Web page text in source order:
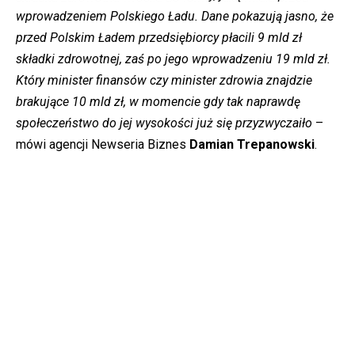
wprowadzeniem Polskiego Ładu. Dane pokazują jasno, że
przed Polskim Ładem przedsiębiorcy płacili 9 mld zł
składki zdrowotnej, zaś po jego wprowadzeniu 19 mld zł.
Który minister finansów czy minister zdrowia znajdzie
brakujące 10 mld zł, w momencie gdy tak naprawdę
społeczeństwo do jej wysokości już się przyzwyczaiło –
mówi agencji Newseria Biznes Damian Trepanowski.